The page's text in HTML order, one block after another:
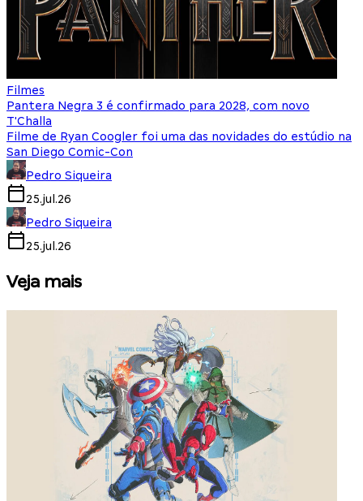
Filmes
Pantera Negra 3 é confirmado para 2028, com novo
T'Challa
Filme de Ryan Coogler foi uma das novidades do estúdio na
San Diego Comic-Con
Pedro Siqueira
25.jul.26
Pedro Siqueira
25.jul.26
Veja mais